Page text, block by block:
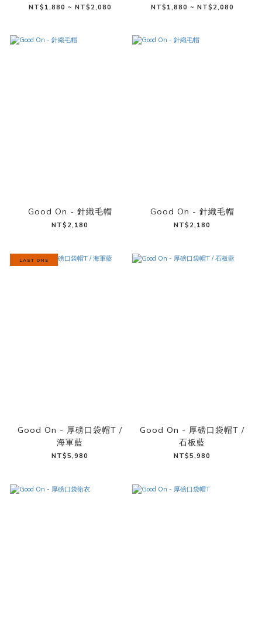
NT$1,880 ~ NT$2,080 NT$1,880 ~ NT$2,080
Good On - 針織毛帽
NT$2,180
Good On - 針織毛帽
NT$2,180
LAST ONE
Good On - 厚磅口袋帽T /
海軍藍
NT$5,980
Good On - 厚磅口袋帽T /
石板藍
NT$5,980